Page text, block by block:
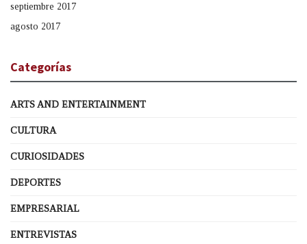
septiembre 2017
agosto 2017
Categorías
ARTS AND ENTERTAINMENT
CULTURA
CURIOSIDADES
DEPORTES
EMPRESARIAL
ENTREVISTAS